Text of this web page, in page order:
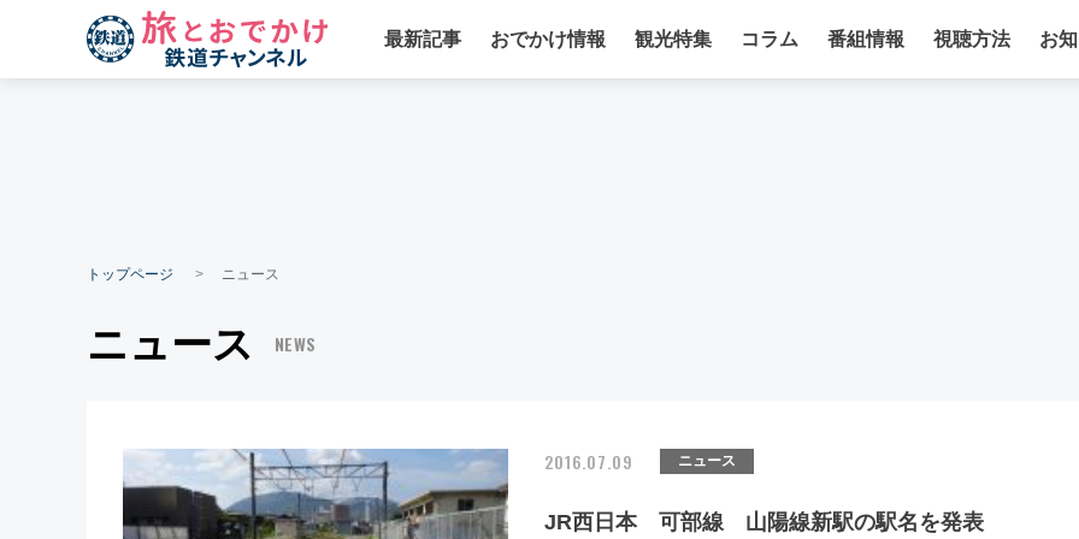
最新記事 おでかけ情報 観光特集 コラム 番組情報 視聴方法 お
トップページ ニュース
ニュース NEWS
2016.07.09 ニュース
JR西日本 可部線 山陽線新駅の駅名を発表